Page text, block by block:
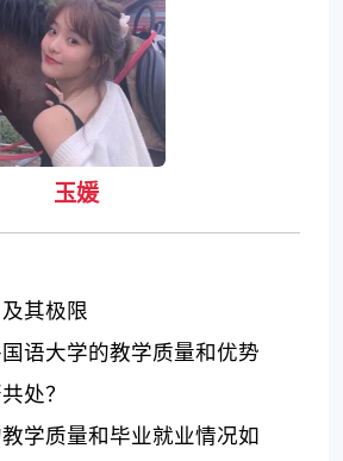
玉媛
其极限
语大学的教学质量和优势
处？
学质量和毕业就业情况如